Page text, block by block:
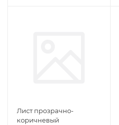
Лист прозрачно-
коричневый